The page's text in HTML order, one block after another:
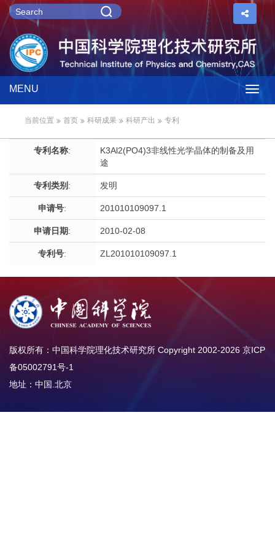
MENU
当前位置 首页 科研成果 科研产出 专利
专利名称:
K3Al2(PO4)3非线性光学晶体的制备及用
途
专利类别 : 发明
申请号: 201010109097.1
申请日期: 2010-02-08
专利号: ZL201010109097.1
版权所有：中国科学院理化技术研究所 Copyright 2002-2026 京ICP
备05002791号-1
地址：中国.北京